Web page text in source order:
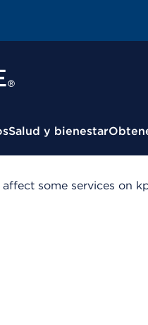
Salud y bienestar
some services on